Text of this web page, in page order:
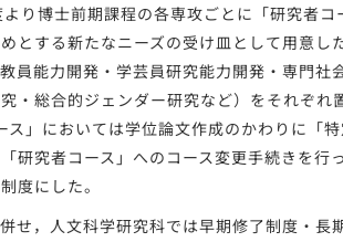
り博士前期課程の各専攻ごとに「研究者
とする新たなニーズの受け皿として用意
員能力開発・学芸員研究能力開発・専門
・総合的ジェンダー研究など）をそれぞ
ス」においては学位論文作成のかわりに「
研究者コース」へのコース変更手続きを
度にした。
せ，人文科学研究科では早期修了制度・